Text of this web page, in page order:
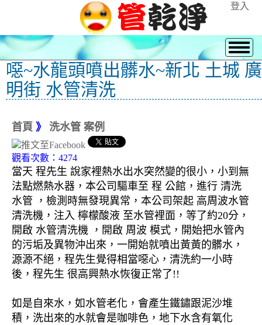
登入
噁~水龍頭噴出髒水~新北 土城 廣
明街 水管清洗
首頁 》 洗水管 案例
觀看次數：4274
當天 程先生 說家裡熱水出水突然變的很小，小到無
法點燃熱水器，本公司驅車至 程 公館，進行 清洗
水管 ，檢測時無發現異常，本公司架起 高周波水管
清洗機，注入 檸檬酸液 至水管裡面，等了約20分，
開啟 水管清洗機 ，開啟 周波 模式，開始把水管內
的污垢及異物沖出來，一開始就噴出黃黃的髒水，
源源不絕，程先生覺得相當噁心，清洗約一小時
後，程先生 很高興熱水恢復正常了!!
如是自來水，如水管老化，會產生鐵鏽跟泥沙堆
積，洗出來的水就會是咖啡色，地下水含有氧化